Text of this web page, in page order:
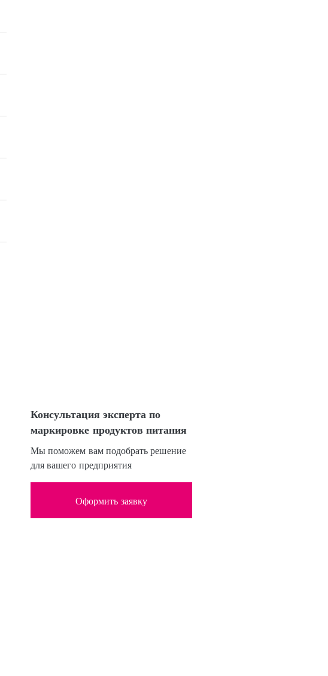
Консультация эксперта по
маркировке продуктов питания
Мы поможем вам подобрать решение
для вашего предприятия
Оформить заявку